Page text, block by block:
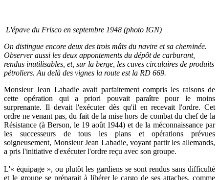
L'épave du Frisco en septembre 1948 (photo IGN)
On distingue encore deux des trois mâts du navire et sa cheminée.
Observer aussi les deux appontements du dépôt de carburant,
rendus inutilisables, et, sur la berge, les cuves circulaires de produits
pétroliers. Au delà des vignes la route est la RD 669.
Monsieur Jean Labadie avait parfaitement compris les raisons de
cette opération qui a priori pouvait paraître pour le moins
surprenante. Il devait l'exécuter dès qu'il en recevait l'ordre. Cet
ordre ne venant pas, du fait de la mise hors de combat du chef de la
Résistance (à Berson, le 19 août 1944) et de la méconnaissance par
les successeurs de tous les plans et opérations prévues
soigneusement, Monsieur Jean Labadie, voyant partir les allemands,
a pris l'initiative d'exécuter l'ordre reçu avec son groupe.
L'« équipage », ou plutôt les gardiens se sont rendus sans difficulté
et le groupe se préparait à libérer le cargo de ses attaches, comme